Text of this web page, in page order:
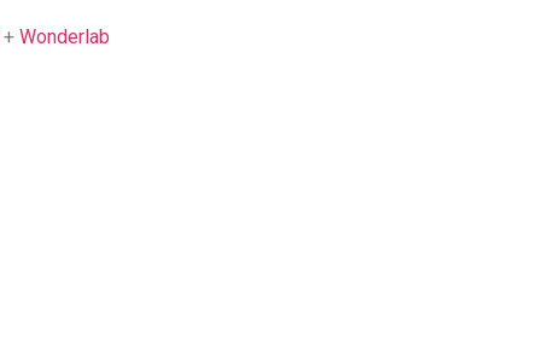
+ Wonderlab